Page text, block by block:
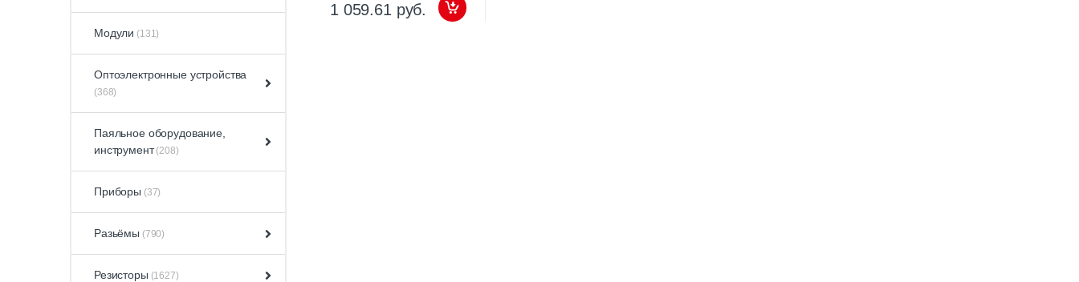
Модули (131)
Оптоэлектронные устройства
(368)
Паяльное оборудование,
инструмент(208)
Приборы (37)
Разьёмы (790)
Резисторы (1627)
1 059.61 руб.